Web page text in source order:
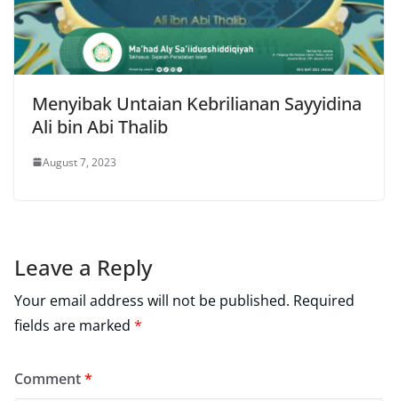
Menyibak Untaian Kebrilianan Sayyidina
Ali bin Abi Thalib
August 7, 2023
Leave a Reply
Your email address will not be published. Required
fields are marked *
Comment*